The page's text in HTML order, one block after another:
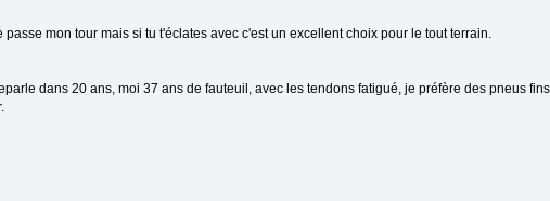
passe mon tour mais si tu t'éclates avec c'est un excellent choix pour le tout terrain.
dans 20 ans, moi 37 ans de fauteuil, avec les tendons fatigué, je préfère des pneus